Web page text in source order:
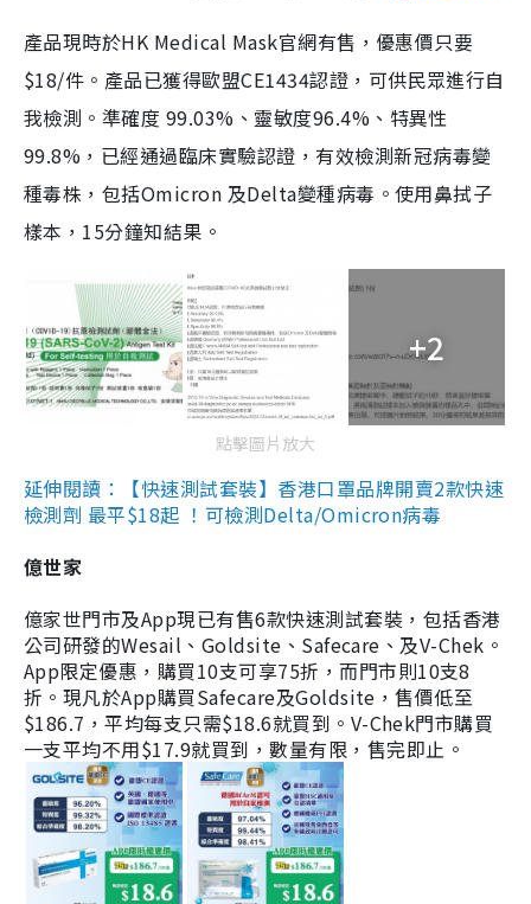
產品現時於HK Medical Mask官網有售，優惠價只要
$18/件。產品已獲得歐盟CE1434認證，可供民眾進行自
我檢測。準確度 99.03%、靈敏度96.4%、特異性
99.8%，已經通過臨床實驗認證，有效檢測新冠病毒變
種毒株，包括Omicron 及Delta變種病毒。使用鼻拭子
樣本，15分鐘知結果。
+2
點擊圖片放大
延伸閱讀：【快速測試套裝】香港口罩品牌開賣2款快速
檢測劑 最平$18起 ！可檢測Delta/Omicron病毒
億世家
億家世門市及App現已有售6款快速測試套裝，包括香港
公司研發的Wesail、Goldsite、Safecare、及V-Chek。
App限定優惠，購買10支可享75折，而門市則10支8
折。現凡於App購買Safecare及Goldsite，售價低至
$186.7，平均每支只需$18.6就買到。V-Chek門市購買
一支平均不用$17.9就買到，數量有限，售完即止。